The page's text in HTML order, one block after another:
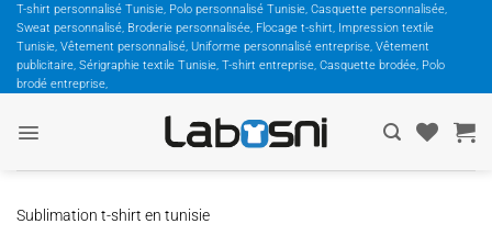
Passer
contenu
T-shirt personnalisé Tunisie, Polo personnalisé Tunisie, Casquette personnalisée,
Sweat personnalisé, Broderie personnalisée, Flocage t-shirt, Impression textile
Tunisie, Vêtement personnalisé, Uniforme personnalisé entreprise, Vêtement
publicitaire, Sérigraphie textile Tunisie, T-shirt entreprise, Casquette brodée, Polo
brodé entreprise,
Sublimation t-shirt en tunisie